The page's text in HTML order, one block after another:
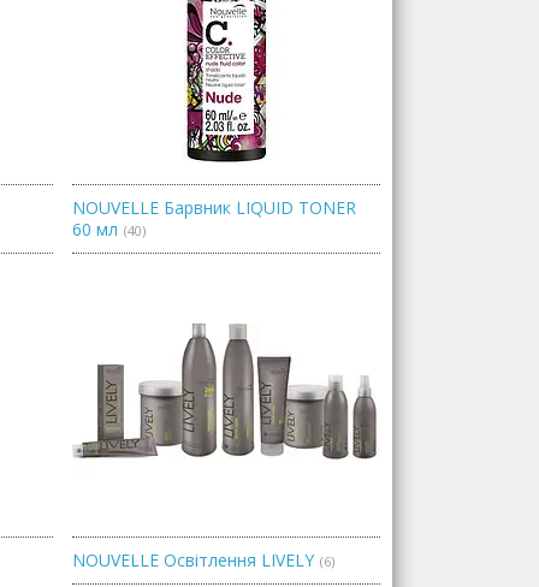
NOUVELLE Барвник LIQUID TONER
60 мл
40
NOUVELLE Освітлення LIVELY 6